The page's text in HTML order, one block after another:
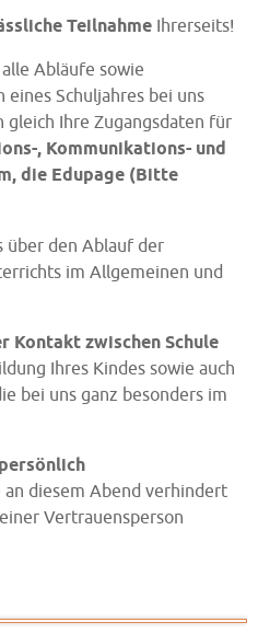
Teilnahme Ihrerseits!
Abläufe sowie
Schuljahres bei uns
gleich Ihre Zugangsdaten für
, Kommunikations- und
die Edupage (Bitte
über den Ablauf der
im Allgemeinen und
Kontakt zwischen Schule
Ihres Kindes sowie auch
bei uns ganz besonders im
an diesem Abend verhindert
Vertrauensperson